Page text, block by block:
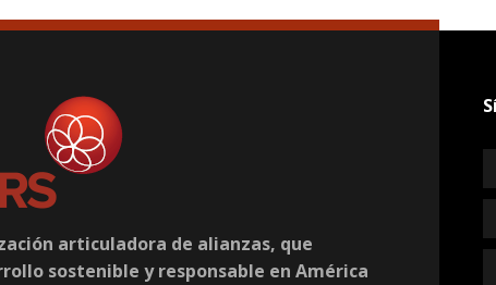
articuladora de alianzas, que
sostenible y responsable en América